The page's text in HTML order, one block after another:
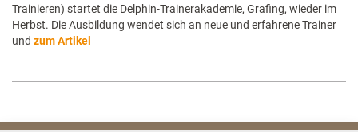
Trainieren) startet die Delphin-Trainerakademie, Grafing, wieder im
Herbst. Die Ausbildung wendet sich an neue und erfahrene Trainer
und zum Artikel